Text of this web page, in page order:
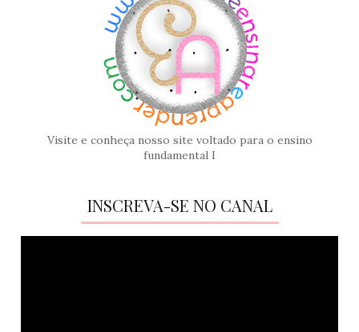
Visite e conheça nosso site voltado para o ensino
fundamental I
INSCREVA-SE NO CANAL